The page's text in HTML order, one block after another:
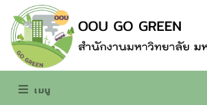
เมนู